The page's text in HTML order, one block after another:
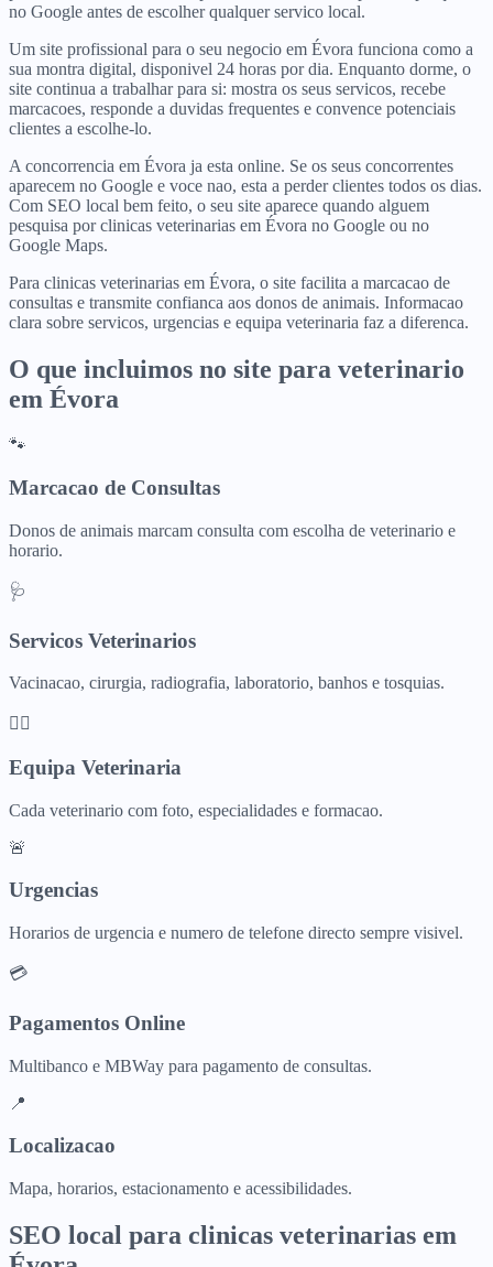
no Google antes de escolher qualquer servico local.
Um site profissional para o seu negocio em Évora funciona como a
sua montra digital, disponivel 24 horas por dia. Enquanto dorme, o
site continua a trabalhar para si: mostra os seus servicos, recebe
marcacoes, responde a duvidas frequentes e convence potenciais
clientes a escolhe-lo.
A concorrencia em Évora ja esta online. Se os seus concorrentes
aparecem no Google e voce nao, esta a perder clientes todos os dias.
Com SEO local bem feito, o seu site aparece quando alguem
pesquisa por clinicas veterinarias em Évora no Google ou no
Google Maps.
Para clinicas veterinarias em Évora, o site facilita a marcacao de
consultas e transmite confianca aos donos de animais. Informacao
clara sobre servicos, urgencias e equipa veterinaria faz a diferenca.
O que incluimos no site para veterinario
em Évora
🐾
Marcacao de Consultas
Donos de animais marcam consulta com escolha de veterinario e
horario.
🩺
Servicos Veterinarios
Vacinacao, cirurgia, radiografia, laboratorio, banhos e tosquias.
👩‍⚕️
Equipa Veterinaria
Cada veterinario com foto, especialidades e formacao.
🚨
Urgencias
Horarios de urgencia e numero de telefone directo sempre visivel.
💳
Pagamentos Online
Multibanco e MBWay para pagamento de consultas.
📍
Localizacao
Mapa, horarios, estacionamento e acessibilidades.
SEO local para clinicas veterinarias em